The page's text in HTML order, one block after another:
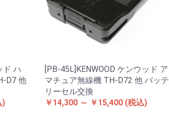
ド ハ
D7 他
)
[PB-45L]KENWOOD ケンウッド ア
マチュア無線機 TH-D72 他 バッテ
リーセル交換
￥14,300 ～ ￥15,400 (税込)